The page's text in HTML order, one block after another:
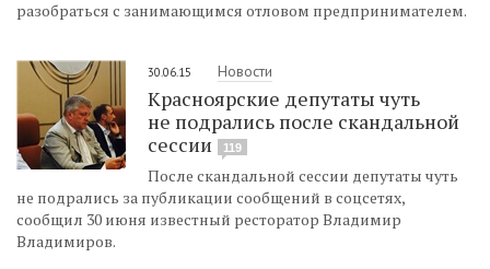
разобраться с занимающимся отловом предпринимателем.
30.06.15 Новости
Красноярские депутаты чуть
не подрались после скандальной
сессии
119
После скандальной сессии депутаты чуть
не подрались за публикации сообщений в соцсетях,
сообщил 30 июня известный ресторатор Владимир
Владимиров.